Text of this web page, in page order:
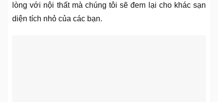
lòng với nội thất mà chúng tôi sẽ đem lại cho khác sạn
diện tích nhỏ của các bạn.